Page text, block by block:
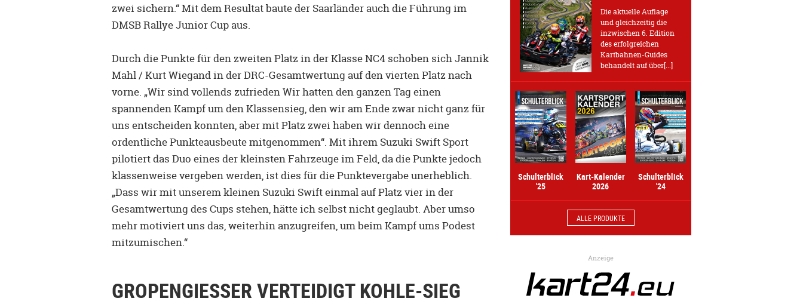
zwei sichern.“ Mit dem Resultat baute der Saarländer auch die Führung im
DMSB Rallye Junior Cup aus.
Durch die Punkte für den zweiten Platz in der Klasse NC4 schoben sich Jannik
Mahl / Kurt Wiegand in der DRC-Gesamtwertung auf den vierten Platz nach
vorne. „Wir sind vollends zufrieden Wir hatten den ganzen Tag einen
spannenden Kampf um den Klassensieg, den wir am Ende zwar nicht ganz für
uns entscheiden konnten, aber mit Platz zwei haben wir dennoch eine
ordentliche Punkteausbeute mitgenommen“. Mit ihrem Suzuki Swift Sport
pilotiert das Duo eines der kleinsten Fahrzeuge im Feld, da die Punkte jedoch
klassenweise vergeben werden, ist dies für die Punktevergabe unerheblich.
„Dass wir mit unserem kleinen Suzuki Swift einmal auf Platz vier in der
Gesamtwertung des Cups stehen, hätte ich selbst nicht geglaubt. Aber umso
mehr motiviert uns das, weiterhin anzugreifen, um beim Kampf ums Podest
mitzumischen.“
GROPENGIESSER VERTEIDIGT KOHLE-SIEG
Die aktuelle Auflage
und gleichzeitig die
inzwischen 6. Edition
des erfolgreichen
Kartbahnen-Guides
behandelt auf über[...]
Schulterblick
'25
Kart-Kalender
2026
Schulterblick
'24
ALLE PRODUKTE
Anzeige